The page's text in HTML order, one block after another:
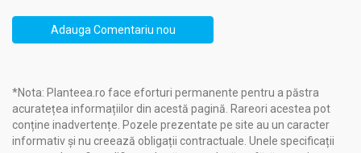
Indicatii terapeutice:
a insulinei.
Recomandat indeosebi persoanelor cu rezistenta la
insulina si în cazul esecului tratamentului cu
antidiabetice orale.
Adauga Comentariu nou
*Nota: Planteea.ro face eforturi permanente pentru a păstra
acuratețea informațiilor din acestă pagină. Rareori acestea pot
conține inadvertențe. Pozele prezentate pe site au un caracter
informativ și nu creează obligații contractuale. Unele specificații